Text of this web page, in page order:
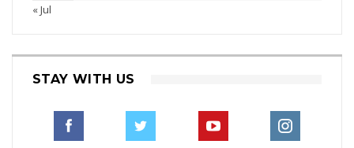
« Jul
STAY WITH US